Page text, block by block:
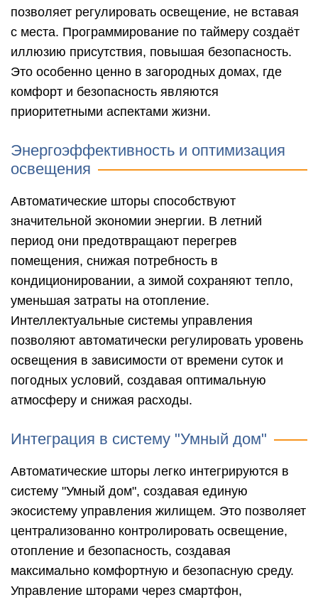
позволяет регулировать освещение, не вставая
с места. Программирование по таймеру создаёт
иллюзию присутствия, повышая безопасность.
Это особенно ценно в загородных домах, где
комфорт и безопасность являются
приоритетными аспектами жизни.
Энергоэффективность и оптимизация
освещения
Автоматические шторы способствуют
значительной экономии энергии. В летний
период они предотвращают перегрев
помещения, снижая потребность в
кондиционировании, а зимой сохраняют тепло,
уменьшая затраты на отопление.
Интеллектуальные системы управления
позволяют автоматически регулировать уровень
освещения в зависимости от времени суток и
погодных условий, создавая оптимальную
атмосферу и снижая расходы.
Интеграция в систему "Умный дом"
Автоматические шторы легко интегрируются в
систему "Умный дом", создавая единую
экосистему управления жилищем. Это позволяет
централизованно контролировать освещение,
отопление и безопасность, создавая
максимально комфортную и безопасную среду.
Управление шторами через смартфон,